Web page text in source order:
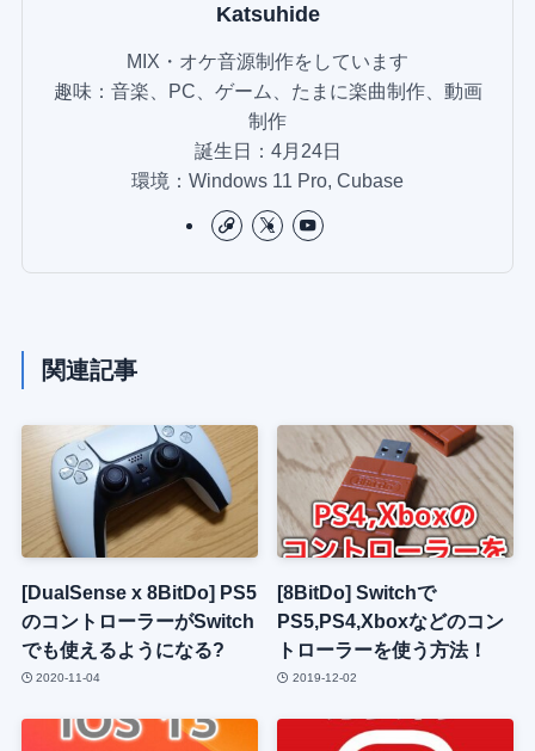
Katsuhide
MIX・オケ音源制作をしています
趣味：音楽、PC、ゲーム、たまに楽曲制作、動画
制作
誕生日：4月24日
環境：Windows 11 Pro, Cubase
関連記事
[DualSense x 8BitDo] PS5
のコントローラーがSwitch
でも使えるようになる?
2020-11-04
[8BitDo] Switchで
PS5,PS4,Xboxなどのコン
トローラーを使う方法！
2019-12-02